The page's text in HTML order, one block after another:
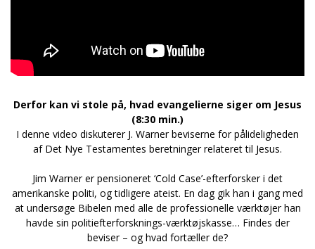
Derfor kan vi stole på, hvad evangelierne siger om Jesus
(8:30 min.)
I denne video diskuterer J. Warner beviserne for pålideligheden
af ​​Det Nye Testamentes beretninger relateret til Jesus.
Jim Warner er pensioneret ‘Cold Case’-efterforsker i det
amerikanske politi, og tidligere ateist. En dag gik han i gang med
at undersøge Bibelen med alle de professionelle værktøjer han
havde sin politiefterforsknings-værktøjskasse… Findes der
beviser – og hvad fortæller de?